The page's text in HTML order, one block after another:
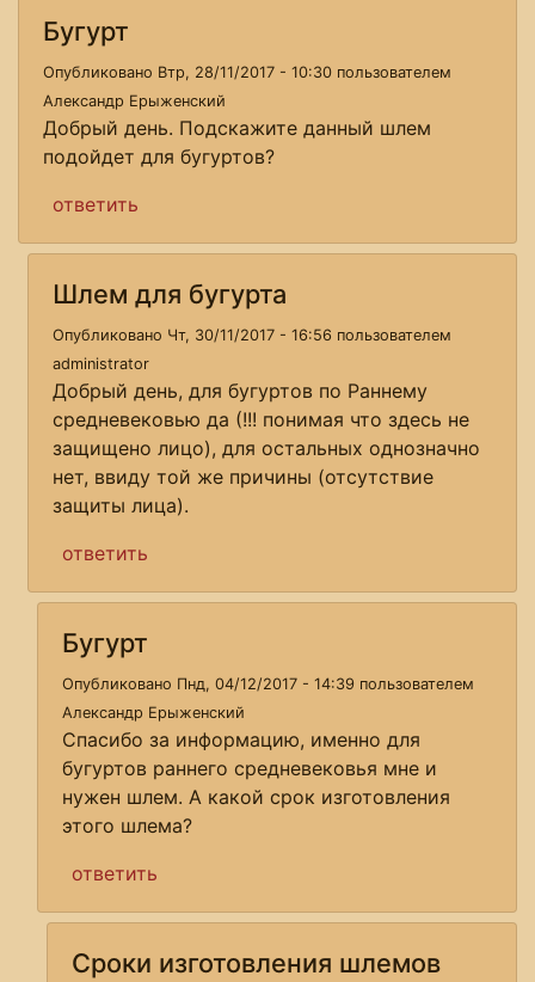
Бугурт
Опубликовано Втр, 28/11/2017 - 10:30 пользователем
Александр Ерыженский
Добрый день. Подскажите данный шлем
подойдет для бугуртов?
ответить
Шлем для бугурта
Опубликовано Чт, 30/11/2017 - 16:56 пользователем
administrator
Добрый день, для бугуртов по Раннему
средневековью да (!!! понимая что здесь не
защищено лицо), для остальных однозначно
нет, ввиду той же причины (отсутствие
защиты лица).
ответить
Бугурт
Опубликовано Пнд, 04/12/2017 - 14:39 пользователем
Александр Ерыженский
Спасибо за информацию, именно для
бугуртов раннего средневековья мне и
нужен шлем. А какой срок изготовления
этого шлема?
ответить
Сроки изготовления шлемов